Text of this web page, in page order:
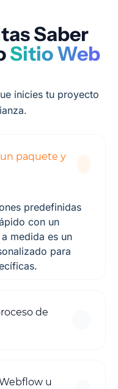
Saber
Sitio Web
inicies tu proyecto
paquete y
predefinidas
con un
medida es un
para
de
u